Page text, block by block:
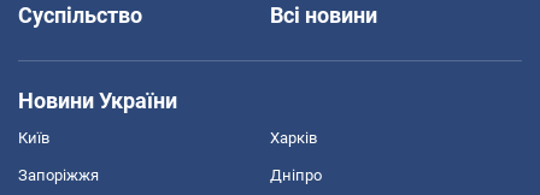
Суспільство
Всі новини
Новини України
Київ Харків
Запоріжжя Дніпро